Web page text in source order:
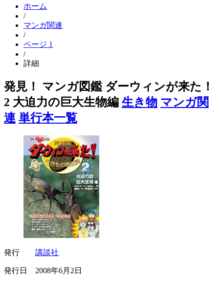
ホーム
/
マンガ関連
/
ページ 1
/
詳細
発見！ マンガ図鑑 ダーウィンが来た！
2 大迫力の巨大生物編 生き物 マンガ関
連 単行本一覧
発行 講談社
発行日 2008年6月2日